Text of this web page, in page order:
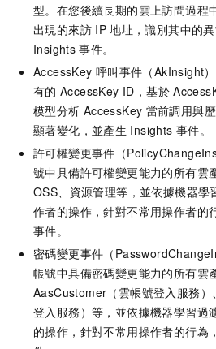
型。在您後續長期的雲上訪問過程
出現的來訪 IP 地址，識別其中的
Insights 事件。
AccessKey 呼叫事件（AkInsight
有的 AccessKey ID，基於
模型分析 AccessKey 當前調用與
顯著變化，並產生 Insights 事件。
許可權變更事件（
號中具備許可權變更能力的所有雲
OSS、資源管理等，並依據機器學
作者的操作，針對不常用操作者的
事件。
密碼變更事件（
帳號中具備密碼變更能力的所有雲
AasCustomer（雲帳號登入服務）
登入服務）等，並依據機器學習過
的操作，針對不常用操作者的行為